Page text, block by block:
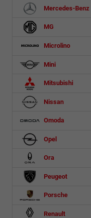
Mercedes-Benz
MG
Microlino
Mini
Mitsubishi
Nissan
Omoda
Opel
Ora
Peugeot
Porsche
Renault